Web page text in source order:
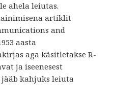
ahela leiutas.
artiklit
and
aasta
aga käsitletakse R-
ja iseenesest
jääb kahjuks leiuta